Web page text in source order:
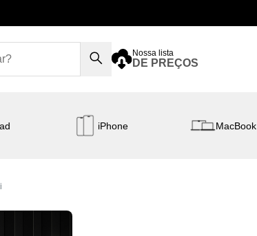
Nossa lista
DE PREÇOS
iPhone MacBook